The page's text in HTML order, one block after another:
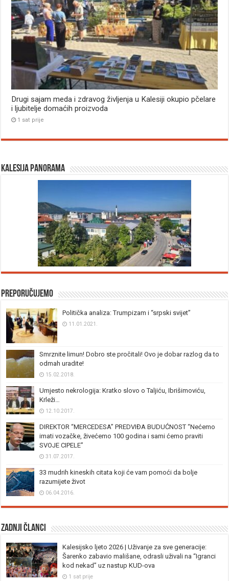
Drugi sajam meda i zdravog življenja u Kalesiji okupio pčelare
i ljubitelje domaćih proizvoda
1 sat prije
Kalesija panorama
Preporučujemo
Politička analiza: Trumpizam i “srpski svijet”
11.01.2021.
Smrznite limun! Dobro ste pročitali! Ovo je dobar razlog da to
odmah uradite!
15.02.2018.
Umjesto nekrologija: Kratko slovo o Taljiću, Ibrišimoviću,
Krleži…
12.10.2017.
DIREKTOR “MERCEDESA” PREDVIĐA BUDUĆNOST “Nećemo
imati vozačke, živećemo 100 godina i sami ćemo praviti
SVOJE CIPELE”
31.07.2017.
33 mudrih kineskih citata koji će vam pomoći da bolje
razumijete život
06.04.2016.
Zadnji članci
Kalesijsko ljeto 2026 | Uživanje za sve generacije:
Šarenko zabavio mališane, odrasli uživali na “Igranci
kod nekad” uz nastup KUD-ova
1 sat prije